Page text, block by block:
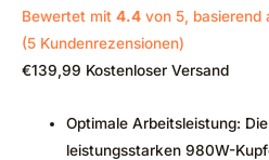
Bewertet mit 4.4 von 5, basierend
(5 Kundenrezensionen)
€139,99 Kostenloser Versand
Optimale Arbeitsleistung:
leistungsstarken 980W-